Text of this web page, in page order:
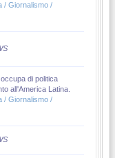
/ Giornalismo /
di politica
all'America Latina.
/ Giornalismo /